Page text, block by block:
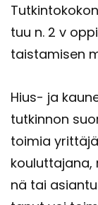
tuu n. 2 v
tais­ta­mi­sen
Hius- ja
tut­kin­non
toi­mia
nä tai